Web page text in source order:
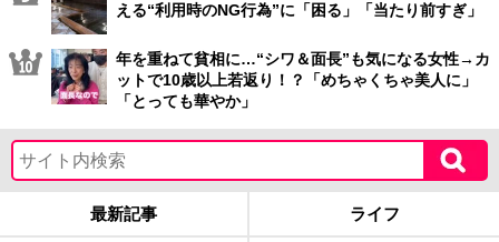
える“利用時のNG行為”に「困る」「当たり前すぎ」
年を重ねて貧相に…“シワ＆面長”も気になる女性→カ
ットで10歳以上若返り！？「めちゃくちゃ美人に」
「とっても華やか」
最新記事 ライフ